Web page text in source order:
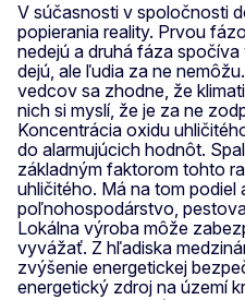
V súčasnosti v spoločnosti
popierania reality. Prvou
nedejú a druhá fáza
dejú, ale ľudia za ne
vedcov sa zhodne, že
nich si myslí, že je za ne
Koncentrácia oxidu
do alarmujúcich hodnôt.
základným faktorom tohto
uhličitého. Má na tom podiel
poľnohospodárstvo,
Lokálna výroba môže
vyvážať. Z hľadiska
zvýšenie energetickej
energetický zdroj na území